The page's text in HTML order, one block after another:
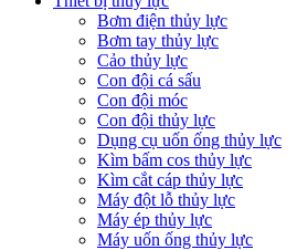
Bơm điện thủy lực
Bơm tay thủy lực
Cảo thủy lực
Con đội cá sấu
Con đội móc
Con đội thủy lực
Dụng cụ uốn ống thủy lực
Kìm bấm cos thủy lực
Kìm cắt cáp thủy lực
Máy đột lỗ thủy lực
Máy ép thủy lực
Máy uốn ống thủy lực